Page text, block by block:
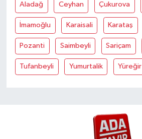
Aladağ Ceyhan Çukurova
İmamoğlu Karaisali Karataş
Pozanti Saimbeyli Sariçam
Tufanbeyli Yumurtalik Yüreğir